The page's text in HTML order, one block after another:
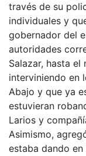
través de su
individuales y
gobernador del
autoridades
Salazar, hasta
interviniendo en
Abajo y que ya
estuvieran
Larios y
Asimismo,
estaba dando